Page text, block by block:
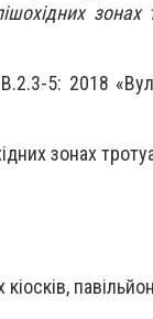
зонах
5: 2018
зонах